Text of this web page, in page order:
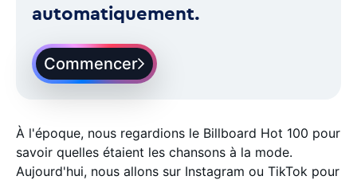
automatiquement.
Commencer
À l'époque, nous regardions le Billboard Hot 100 pour
savoir quelles étaient les chansons à la mode.
Aujourd'hui, nous allons sur Instagram ou TikTok pour